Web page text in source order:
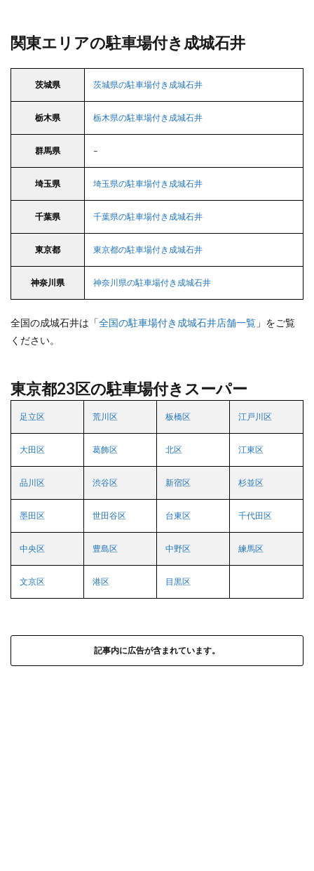
関東エリアの駐車場付き成城石井
茨城県 茨城県の駐車場付き成城石井
栃木県 栃木県の駐車場付き成城石井
群馬県 –
埼玉県 埼玉県の駐車場付き成城石井
千葉県 千葉県の駐車場付き成城石井
東京都 東京都の駐車場付き成城石井
神奈川県 神奈川県の駐車場付き成城石井
全国の成城石井は「全国の駐車場付き成城石井店舗一覧 」をご覧
ください。
東京都23区の駐車場付きスーパー
足立区 荒川区 板橋区 江戸川区
大田区 葛飾区 北区 江東区
品川区 渋谷区 新宿区 杉並区
墨田区 世田谷区 台東区 千代田区
中央区 豊島区 中野区 練馬区
文京区 港区 目黒区
記事内に広告が含まれています。